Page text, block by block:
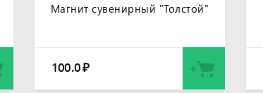
Магнит сувенирный "Толстой"
100.0₽